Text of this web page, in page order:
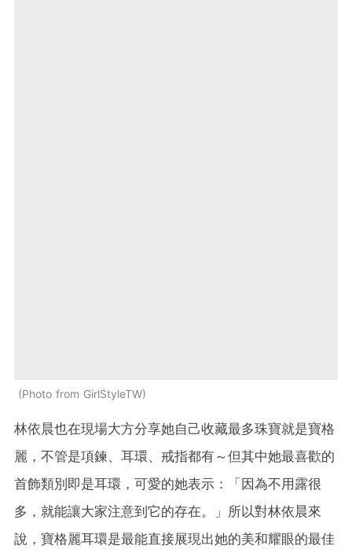
Photo from GirlStyleTW
林依晨也在現場大方分享她自己收藏最多珠寶就是寶格
麗，不管是項鍊、耳環、戒指都有～但其中她最喜歡的
首飾類別即是耳環，可愛的她表示：「因為不用露很
多，就能讓大家注意到它的存在。」所以對林依晨來
說，寶格麗耳環是最能直接展現出她的美和耀眼的最佳